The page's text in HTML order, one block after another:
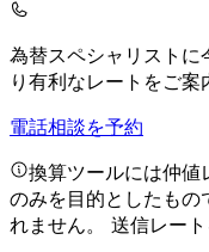
為替スペシャリストに
り有利なレートをご案
電話相談を予約
換算ツールには仲値
のみを目的としたもの
れません。 送信レート